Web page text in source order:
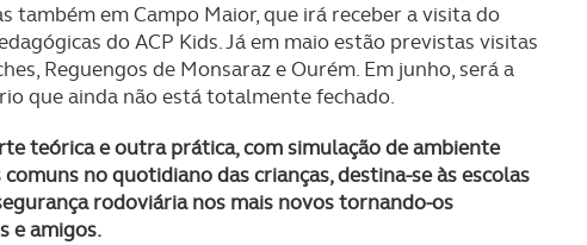
também em Campo Maior, que irá receber a visita do
do ACP Kids. Já em maio estão previstas visitas
Reguengos de Monsaraz e Ourém. Em junho, será a
que ainda não está totalmente fechado.
teórica e outra prática, com simulação de ambiente
no quotidiano das crianças, destina-se às escolas
rodoviária nos mais novos tornando-os
e amigos.